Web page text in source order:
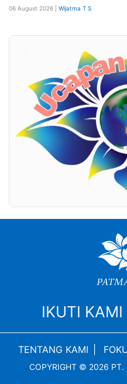
06 August 2026 | Wijatma T S
IKUTI KAMI
TENTANG KAMI
COPYRIGHT © 2026 PT.